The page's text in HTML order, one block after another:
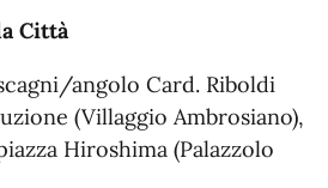
Città
angolo Card. Riboldi
(Villaggio Ambrosiano),
Hiroshima (Palazzolo